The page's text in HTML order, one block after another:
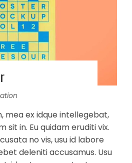
mea ex idque intellegebat,
in. Eu quidam eruditi vix.
no vis, usu id labore
deleniti accusamus. Usu